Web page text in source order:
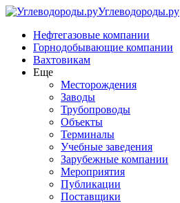
Углеводороды.ру
Нефтегазовые компании
Горнодобывающие компании
Вахтовикам
Еще
Месторождения
Заводы
Трубопроводы
Объекты
Терминалы
Учебные заведения
Зарубежные компании
Мероприятия
Публикации
Поставщики